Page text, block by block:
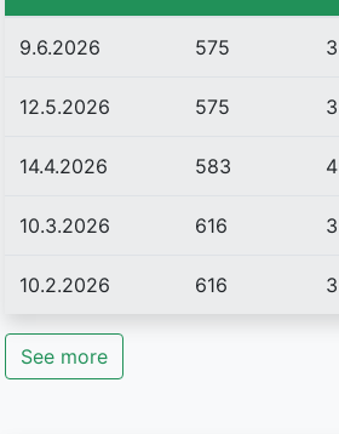
9.6.2026 575 3
12.5.2026 575 3
14.4.2026 583 4
10.3.2026 616 3
10.2.2026 616 3
See more